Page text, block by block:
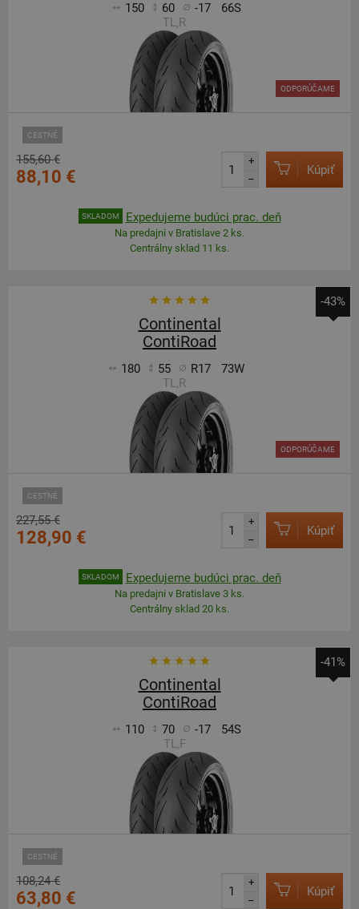
150 60 -17
66S
TL,R
CESTNÉ
ODPORÚČAME
155,60 €
88,10 €
+
–
Kúpiť
SKLADOM Expedujeme budúci prac. deň
Na predajni v Bratislave 2 ks.
Centrálny sklad 11 ks.
-43%
Continental
ContiRoad
180 55 R17
73W
TL,R
CESTNÉ
ODPORÚČAME
227,55 €
128,90 €
+
–
Kúpiť
SKLADOM Expedujeme budúci prac. deň
Na predajni v Bratislave 3 ks.
Centrálny sklad 20 ks.
-41%
Continental
ContiRoad
110 70 -17
54S
TL,F
CESTNÉ
108,24 €
63,80 €
+
–
Kúpiť